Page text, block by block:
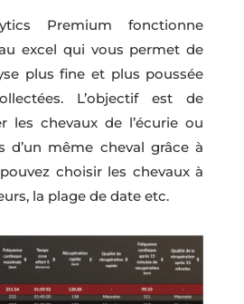
Premium fonctionne
excel qui vous permet de
plus fine et plus poussée
L’objectif est de
les chevaux de l’écurie ou
d’un même cheval grâce à
choisir les chevaux à
la plage de date etc.